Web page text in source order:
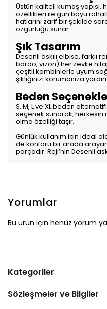
Üstün kaliteli kumaş
özellikleri ile gün boyu
hatlarını zarif bir şekilde
özgürlüğü sunar.
Şık Tasarım
Desenli askılı elbise, farklı
bordo, vizon) her zevke
çeşitli kombinlerle uyum
şıklığınızı korumanıza
Beden
S, M, L ve XL beden
seçenek sunarak,
olma özelliği taşır.
Günlük kullanım için ideal
de konforu bir arada
parçadır. Reji’nin Desenli
Yorumlar
Bu ürün için henüz yorum
Kategoriler
Sözleşmeler ve Bilgiler